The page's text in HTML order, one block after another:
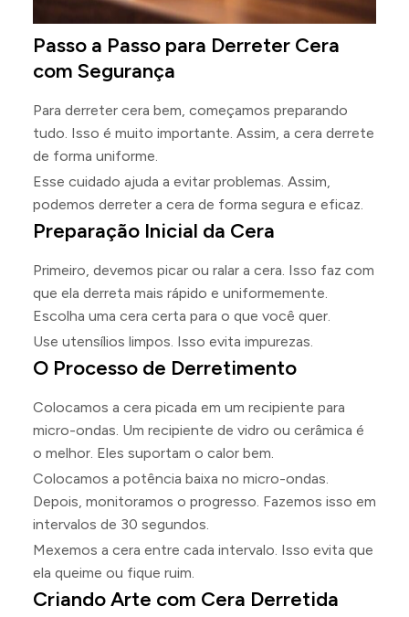
Passo a Passo para Derreter Cera
com Segurança
Para derreter cera bem, começamos preparando
tudo. Isso é muito importante. Assim, a cera derrete
de forma uniforme.
Esse cuidado ajuda a evitar problemas. Assim,
podemos derreter a cera de forma segura e eficaz.
Preparação Inicial da Cera
Primeiro, devemos picar ou ralar a cera. Isso faz com
que ela derreta mais rápido e uniformemente.
Escolha uma cera certa para o que você quer.
Use utensílios limpos. Isso evita impurezas.
O Processo de Derretimento
Colocamos a cera picada em um recipiente para
micro-ondas. Um recipiente de vidro ou cerâmica é
o melhor. Eles suportam o calor bem.
Colocamos a potência baixa no micro-ondas.
Depois, monitoramos o progresso. Fazemos isso em
intervalos de 30 segundos.
Mexemos a cera entre cada intervalo. Isso evita que
ela queime ou fique ruim.
Criando Arte com Cera Derretida